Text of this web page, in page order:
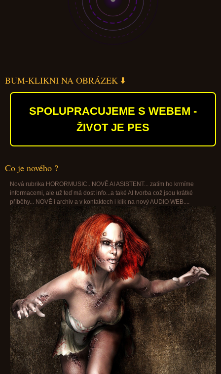
BUM-KLIKNI NA OBRÁZEK ⬇️
SPOLUPRACUJEME S WEBEM -
ŽIVOT JE PES
Co je nového ?
Nová rubrika HORORMUSIC.. NOVĚ AI ASISTENT... zatím ho krmíme
informacemi, ale už teď má dost info...a také AI tvorba což jsou krátké
příběhy... NOVĚ i archiv a v kontaktech i klik na nový AUDIO WEB....